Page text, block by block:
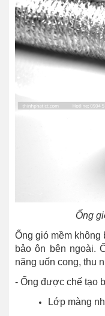
Ống
Ống gió mềm không
bảo ôn bên ngoài.
năng uốn cong, thu
- Ống được chế tạo
Lớp màng